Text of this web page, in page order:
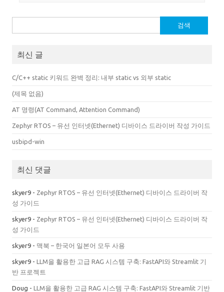
색:
최신 글
C/C++ static 키워드 완벽 정리: 내부 static vs 외부 static
(제목 없음)
AT 명령(AT Command, Attention Command)
Zephyr RTOS – 유선 인터넷(Ethernet) 디바이스 드라이버 작성 가이드
usbipd-win
최신 댓글
skyer9 - Zephyr RTOS – 유선 인터넷(Ethernet) 디바이스 드라이버 작
성 가이드
skyer9 - Zephyr RTOS – 유선 인터넷(Ethernet) 디바이스 드라이버 작
성 가이드
skyer9 - 맥북 – 한국어 일본어 모두 사용
skyer9 - LLM을 활용한 고급 RAG 시스템 구축: FastAPI와 Streamlit 기
반 프로젝트
Doug - LLM을 활용한 고급 RAG 시스템 구축: FastAPI와 Streamlit 기반